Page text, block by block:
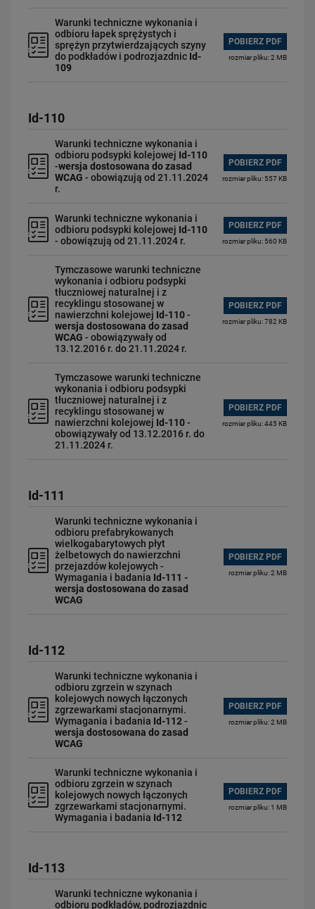
Warunki techniczne wykonania i
odbioru łapek sprężystych i
sprężyn przytwierdzających szyny
do podkładów i podrozjazdnic Id-
109
POBIERZ PDF
rozmiar pliku: 2 MB
Id-110
Warunki techniczne wykonania i
odbioru podsypki kolejowej Id-110
-wersja dostosowana do zasad
WCAG - obowiązują od 21.11.2024
r.
POBIERZ PDF
rozmiar pliku: 557 KB
Warunki techniczne wykonania i
odbioru podsypki kolejowej Id-110
- obowiązują od 21.11.2024 r.
POBIERZ PDF
rozmiar pliku: 560 KB
Tymczasowe warunki techniczne
wykonania i odbioru podsypki
tłuczniowej naturalnej i z
recyklingu stosowanej w
nawierzchni kolejowej Id-110-
wersja dostosowana do zasad
WCAG - obowiązywały od
13.12.2016 r. do 21.11.2024 r.
POBIERZ PDF
rozmiar pliku: 782 KB
Tymczasowe warunki techniczne
wykonania i odbioru podsypki
tłuczniowej naturalnej i z
recyklingu stosowanej w
nawierzchni kolejowej Id-110-
obowiązywały od 13.12.2016 r. do
21.11.2024 r.
POBIERZ PDF
rozmiar pliku: 445 KB
Id-111
Warunki techniczne wykonania i
odbioru prefabrykowanych
wielkogabarytowych płyt
żelbetowych do nawierzchni
przejazdów kolejowych -
Wymagania i badania Id-111 -
wersja dostosowana do zasad
WCAG
POBIERZ PDF
rozmiar pliku: 2 MB
Id-112
Warunki techniczne wykonania i
odbioru zgrzein w szynach
kolejowych nowych łączonych
zgrzewarkami stacjonarnymi.
Wymagania i badania Id-112-
wersja dostosowana do zasad
WCAG
POBIERZ PDF
rozmiar pliku: 2 MB
Warunki techniczne wykonania i
odbioru zgrzein w szynach
kolejowych nowych łączonych
zgrzewarkami stacjonarnymi.
Wymagania i badania Id-112
POBIERZ PDF
rozmiar pliku: 1 MB
Id-113
Warunki techniczne wykonania i
odbioru podkładów, podrozjazdnic